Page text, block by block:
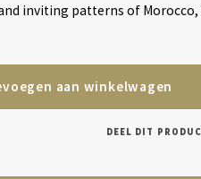
inviting patterns of Morocco,
aan winkelwagen
DEEL DIT